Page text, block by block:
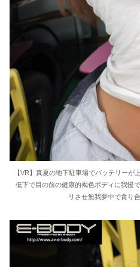
【VR】真夏の地下駐車場でバッテリー
低下で目の前の健康的褐色ボディに我慢
リさせ無我夢中で貪り